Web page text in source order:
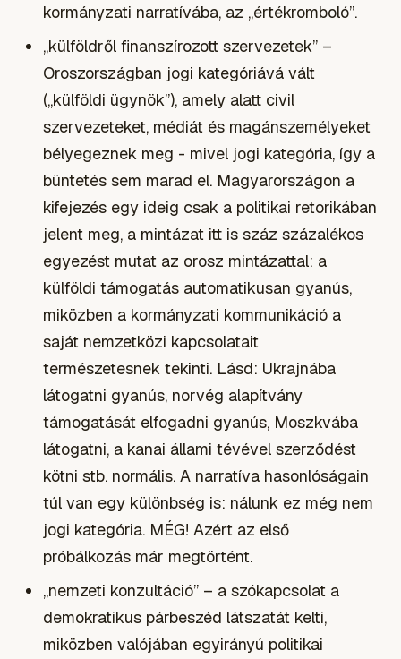
kormányzati narratívába, az „értékromboló”.
„külföldről finanszírozott szervezetek” –
Oroszországban jogi kategóriává vált
(„külföldi ügynök”), amely alatt civil
szervezeteket, médiát és magánszemélyeket
bélyegeznek meg - mivel jogi kategória, így a
büntetés sem marad el. Magyarországon a
kifejezés egy ideig csak a politikai retorikában
jelent meg, a mintázat itt is száz százalékos
egyezést mutat az orosz mintázattal: a
külföldi támogatás automatikusan gyanús,
miközben a kormányzati kommunikáció a
saját nemzetközi kapcsolatait
természetesnek tekinti. Lásd: Ukrajnába
látogatni gyanús, norvég alapítvány
támogatását elfogadni gyanús, Moszkvába
látogatni, a kanai állami tévével szerződést
kötni stb. normális. A narratíva hasonlóságain
túl van egy különbség is: nálunk ez még nem
jogi kategória. MÉG! Azért az első
próbálkozás már megtörtént.
„nemzeti konzultáció” – a szókapcsolat a
demokratikus párbeszéd látszatát kelti,
miközben valójában egyirányú politikai